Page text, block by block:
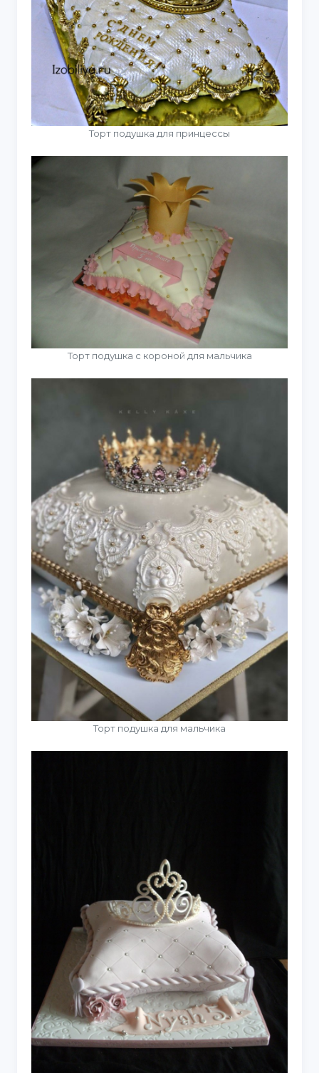
Торт подушка для принцессы
Торт подушка с короной для мальчика
Торт подушка для мальчика